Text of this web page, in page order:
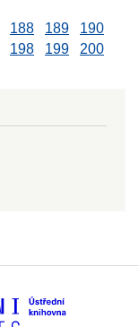
188 189
190
198 199
200